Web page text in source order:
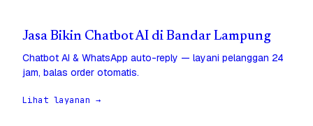
Jasa Bikin Chatbot AI di Bandar Lampung
Chatbot AI & WhatsApp auto-reply — layani pelanggan 24
jam, balas order otomatis.
Lihat layanan →